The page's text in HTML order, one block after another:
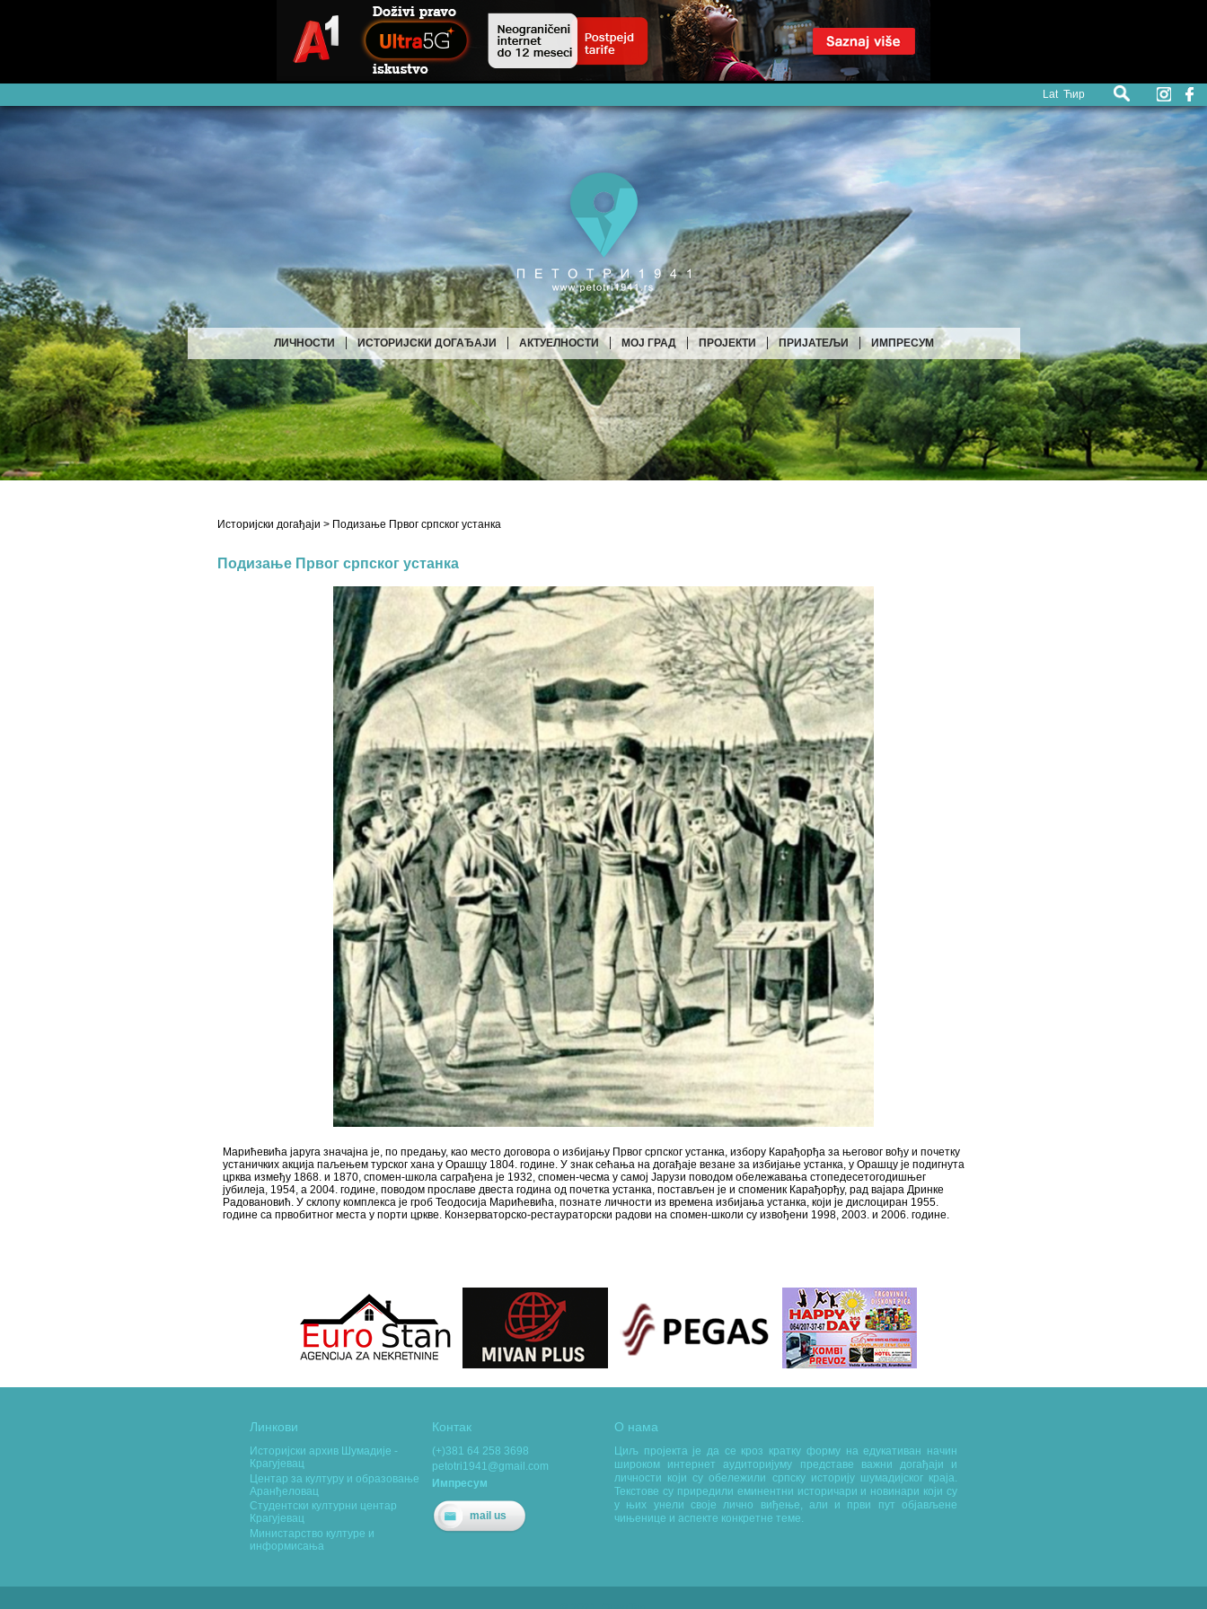
Lat Ћир
ЛИЧНОСТИ ИСТОРИЈСКИ ДОГАЂАЈИ АКТУЕЛНОСТИ МОЈ ГРАД ПРОЈЕКТИ ПРИЈАТЕЉИ ИМПРЕСУМ
Историјски догађаји > Подизање Првог српског устанка
Подизање Првог српског устанка
Марићевића јаруга значајна је, по предању, као место договора о избијању Првог српског устанка, избору Карађорђа за његовог вођу и почетку
устаничких акција паљењем турског хана у Орашцу 1804. године. У знак сећања на догађаје везане за избијање устанка, у Орашцу је подигнута
црква између 1868. и 1870, спомен-школа саграђена је 1932, спомен-чесма у самој Јарузи поводом обележавања стопедесетогодишњег
јубилеја, 1954, а 2004. године, поводом прославе двеста година од почетка устанка, постављен је и споменик Карађорђу, рад вајара Дринке
Радовановић. У склопу комплекса је гроб Теодосија Марићевића, познате личности из времена избијања устанка, који је дислоциран 1955.
године са првобитног места у порти цркве. Конзерваторско-рестаураторски радови на спомен-школи су извођени 1998, 2003. и 2006. године.
Линкови
Историјски архив Шумадије -
Крагујевац
Центар за културу и образовање
Аранђеловац
Студентски културни центар
Крагујевац
Министарство културе и
информисања
Контак
(+)381 64 258 3698
petotri1941@gmail.com
Импресум
mail us
О нама
Циљ пројекта је да се кроз кратку форму на едукативан начин
широком интернет аудиторијуму представе важни догађаји и
личности који су обележили српску историју шумадијског краја.
Текстове су приредили еминентни историчари и новинари који су
у њих унели своје лично виђење, али и први пут објављене
чињенице и аспекте конкретне теме.